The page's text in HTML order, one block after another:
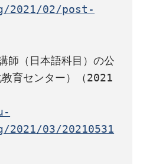
2021/02/post-
師（日本語科目）の公
育センター）（2021
03/20210531